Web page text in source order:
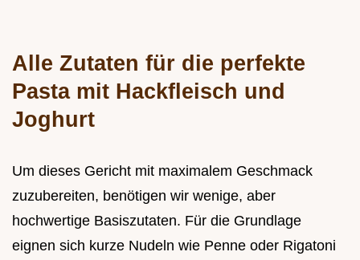
Alle Zutaten für die perfekte
Pasta mit Hackfleisch und
Joghurt
Um dieses Gericht mit maximalem Geschmack
zuzubereiten, benötigen wir wenige, aber
hochwertige Basiszutaten. Für die Grundlage
eignen sich kurze Nudeln wie Penne oder Rigatoni